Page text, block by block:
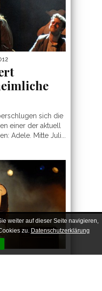
sich die
einer der aktuell
Adele. Mitte Juli...
weiter auf dieser Seite navigieren,
zu. Datenschutzerklärung